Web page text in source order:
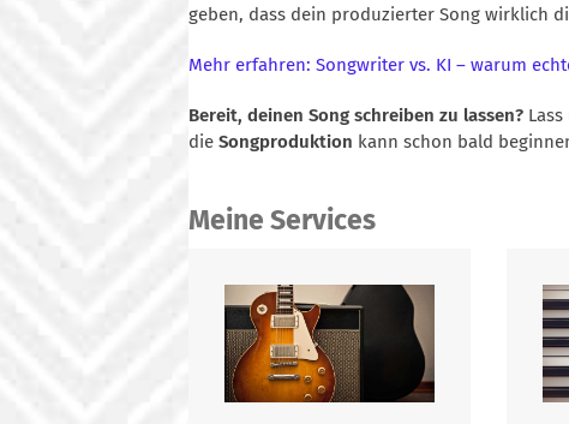
geben, dass dein produzierter Song wirklich
Mehr erfahren: Songwriter vs. KI – warum
Bereit, deinen Song schreiben zu lassen?
die Songproduktion kann schon bald
Meine Services